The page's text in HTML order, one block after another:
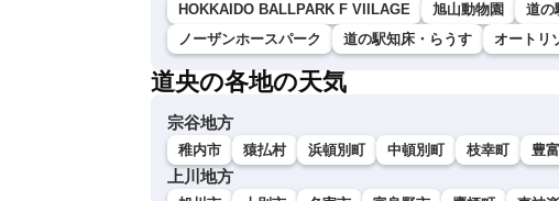
HOKKAIDO BALLPARK F VIILAGE
旭山動物園 道の
ノーザンホースパーク
道の駅知床・らうす オートリ
道央の各地の天気
宗谷地方
稚内市 猿払村 浜頓別町 中頓別町 枝幸町 豊
上川地方